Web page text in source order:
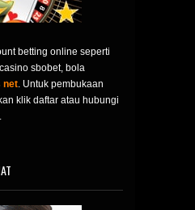
betting online seperti
casino sbobet, bola
net. Untuk pembukaan
klik daftar atau hubungi